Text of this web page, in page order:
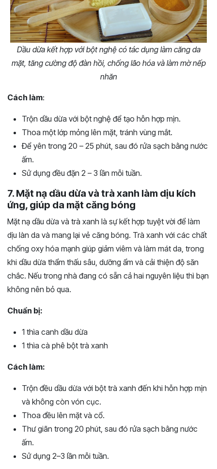
Dầu dừa kết hợp với bột nghệ có tác dụng làm căng da
mặt, tăng cường độ đàn hồi, chống lão hóa và làm mờ nếp
nhăn
Cách làm:
Trộn dầu dừa với bột nghệ để tạo hỗn hợp mịn.
Thoa một lớp mỏng lên mặt, tránh vùng mắt.
Để yên trong 20 – 25 phút, sau đó rửa sạch bằng nước
ấm.
Sử dụng đều đặn 2 – 3 lần mỗi tuần.
7. Mặt nạ dầu dừa và trà xanh làm dịu kích
ứng, giúp da mặt căng bóng
Mặt nạ dầu dừa và trà xanh là sự kết hợp tuyệt vời để làm
dịu làn da và mang lại vẻ căng bóng. Trà xanh với các chất
chống oxy hóa mạnh giúp giảm viêm và làm mát da, trong
khi dầu dừa thẩm thấu sâu, dưỡng ẩm và cải thiện độ săn
chắc. Nếu trong nhà đang có sẵn cả hai nguyên liệu thì bạn
không nên bỏ qua.
Chuẩn bị:
1 thìa canh dầu dừa
1 thìa cà phê bột trà xanh
Cách làm:
Trộn đều dầu dừa với bột trà xanh đến khi hỗn hợp mịn
và không còn vón cục.
Thoa đều lên mặt và cổ.
Thư giãn trong 20 phút, sau đó rửa sạch bằng nước
ấm.
Sử dụng 2–3 lần mỗi tuần.